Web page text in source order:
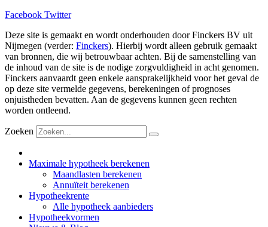
Facebook Twitter
Deze site is gemaakt en wordt onderhouden door Finckers BV uit
Nijmegen (verder: Finckers). Hierbij wordt alleen gebruik gemaakt
van bronnen, die wij betrouwbaar achten. Bij de samenstelling van
de inhoud van de site is de nodige zorgvuldigheid in acht genomen.
Finckers aanvaardt geen enkele aansprakelijkheid voor het geval de
op deze site vermelde gegevens, berekeningen of prognoses
onjuistheden bevatten. Aan de gegevens kunnen geen rechten
worden ontleend.
Zoeken
Maximale hypotheek berekenen
Maandlasten berekenen
Annuïteit berekenen
Hypotheekrente
Alle hypotheek aanbieders
Hypotheekvormen